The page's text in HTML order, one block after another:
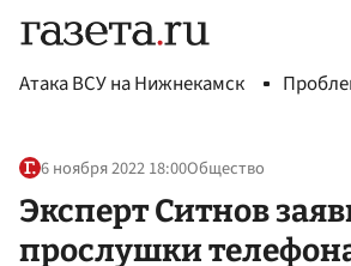
Атака ВСУ на Нижнекамск
6 ноября 2022 18:00Общество
Эксперт Ситнов
прослушки